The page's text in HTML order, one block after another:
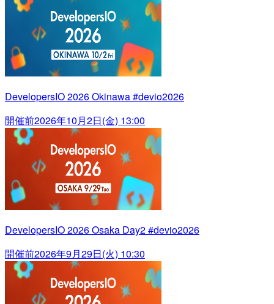
DevelopersIO 2026 Okinawa #devio2026
開催前2026年10月2日(金) 13:00
DevelopersIO 2026 Osaka Day2 #devio2026
開催前2026年9月29日(火) 10:30